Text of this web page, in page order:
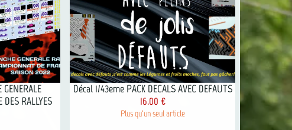
RALLYES
Décal 1/43eme PACK DECALS AVEC DEFAUTS
16.00 €
Plus qu'un seul article